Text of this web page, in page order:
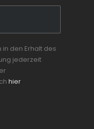
in den Erhalt des
jederzeit
hier